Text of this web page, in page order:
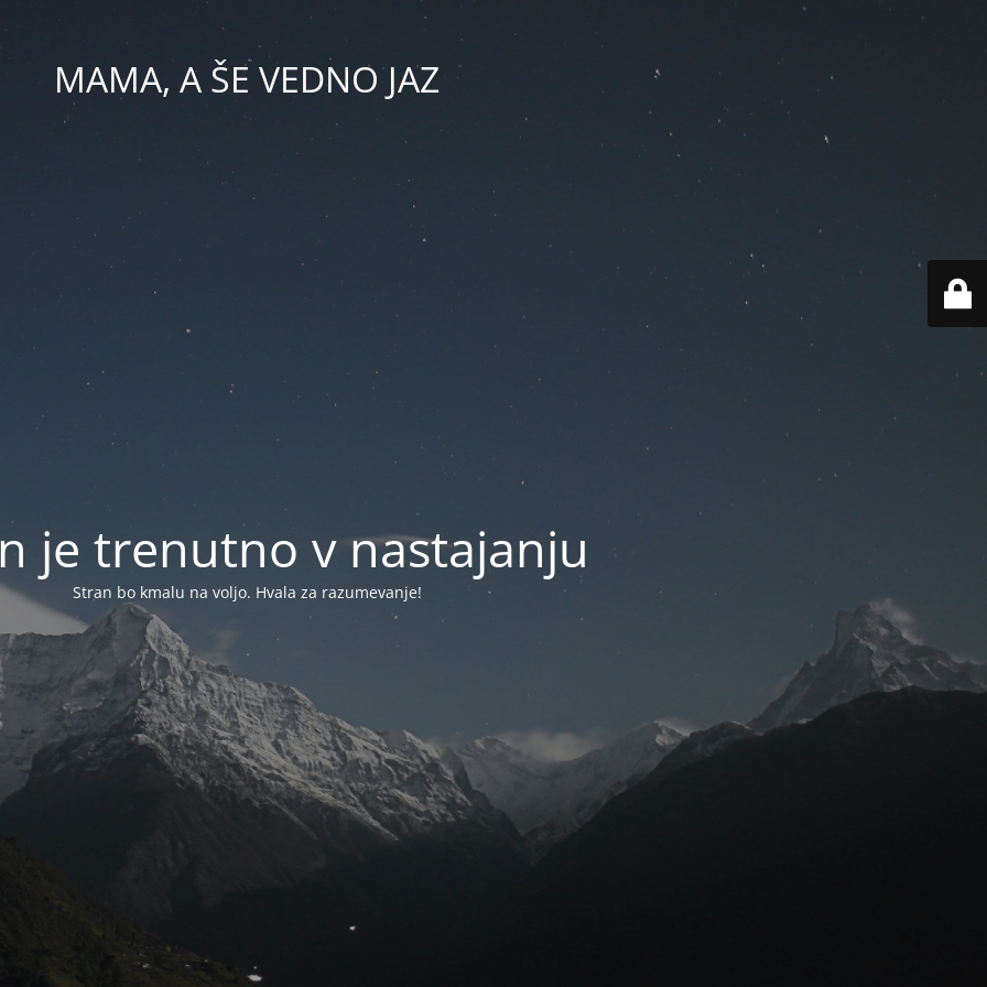
MAMA, A ŠE VEDNO JAZ
je trenutno v nastajanju
Stran bo kmalu na voljo. Hvala za razumevanje!